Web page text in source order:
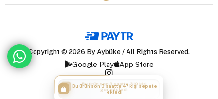
Copyright © 2026 By Aybüke / All Rights Reserved.
Google Play App Store
Bu ürün son 3 saatte 47 kişi sepete
ekledi